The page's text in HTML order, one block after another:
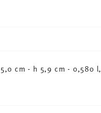
cm - h 5,9 cm - 0,580 l,